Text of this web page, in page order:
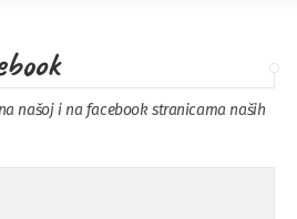
Drvaru
našoj i na facebook stranicama naših